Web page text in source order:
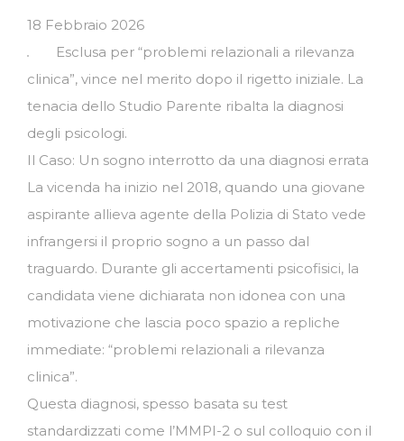
18 Febbraio 2026
Esclusa per “problemi relazionali a rilevanza
clinica”, vince nel merito dopo il rigetto iniziale. La
tenacia dello Studio Parente ribalta la diagnosi
degli psicologi.
Il Caso: Un sogno interrotto da una diagnosi errata
La vicenda ha inizio nel 2018, quando una giovane
aspirante allieva agente della Polizia di Stato vede
infrangersi il proprio sogno a un passo dal
traguardo. Durante gli accertamenti psicofisici, la
candidata viene dichiarata non idonea con una
motivazione che lascia poco spazio a repliche
immediate: “problemi relazionali a rilevanza
clinica”.
Questa diagnosi, spesso basata su test
standardizzati come l’MMPI-2 o sul colloquio con il